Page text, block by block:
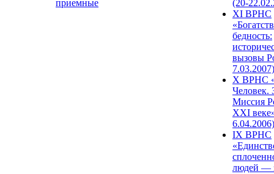
приемные
(20-
XI ВРНС
бедность:
вызовы
7.03.2007)
X ВРНС
Человек.
Миссия
XXI
6.04.2006)
IX ВРНС
людей —